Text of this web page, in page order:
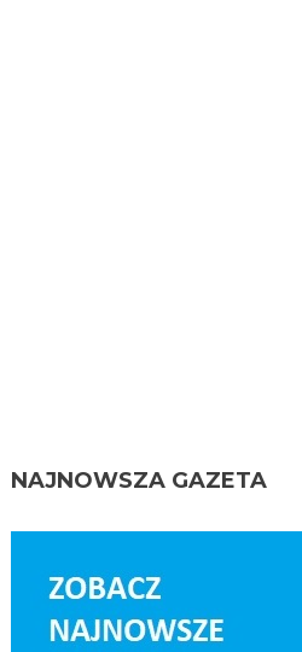
NAJNOWSZA GAZETA